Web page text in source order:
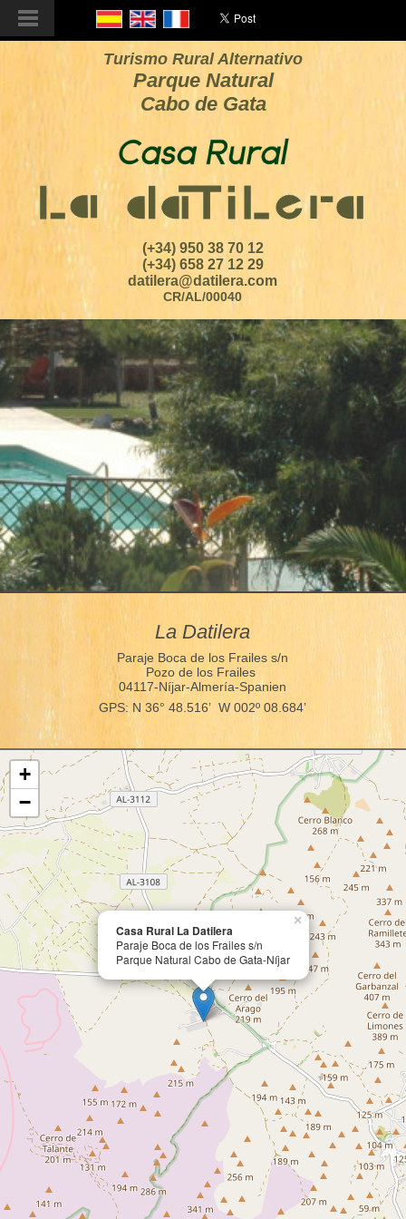
Turismo Rural Alternativo
Parque Natural
Cabo de Gata
(+34) 950 38 70 12
(+34) 658 27 12 29
datilera@datilera.com
CR/AL/00040
La Datilera
Paraje Boca de los Frailes s/n
Pozo de los Frailes
04117-Níjar-Almería-Spanien
GPS: N 36° 48.516’ W 002º 08.684’
Casa Rural La Datilera
Paraje Boca de los Frailes s/n
Parque Natural Cabo de Gata-Níjar
×
+
−